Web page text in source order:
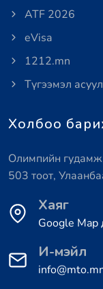
ATF 2026
eVisa
1212.mn
Түгээмэл
Холбоо
Олимпийн
503 тоот,
Хаяг
Google Map
И-мэйл